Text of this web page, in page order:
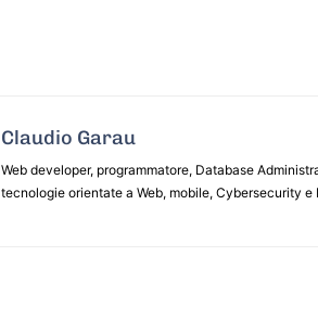
Claudio Garau
Web developer, programmatore, Database
tecnologie orientate a Web, mobile, Cybersecurity